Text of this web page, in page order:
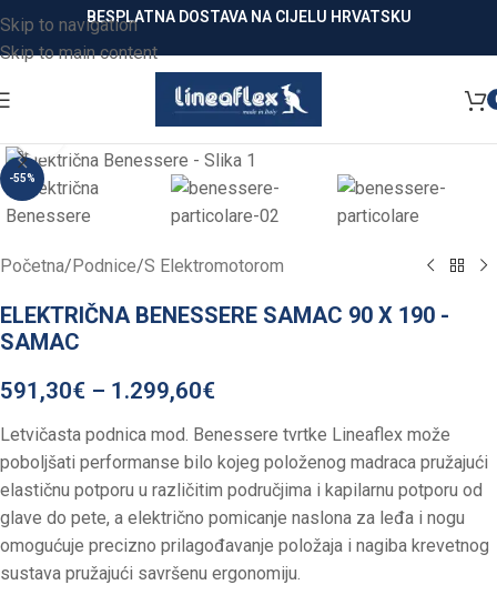
Skip to navigation
Skip to main content
BESPLATNA DOSTAVA NA CIJELU HRVATSKU
-55%
Click to enlarge
Početna/ Podnice/S Elektromotorom
ELEKTRIČNA BENESSERE SAMAC 90 X 190 -
SAMAC
591,30€ – 1.299,60€
Letvičasta podnica mod. Benessere tvrtke Lineaflex može
poboljšati performanse bilo kojeg položenog madraca pružajući
elastičnu potporu u različitim područjima i kapilarnu potporu od
glave do pete, a električno pomicanje naslona za leđa i nogu
omogućuje precizno prilagođavanje položaja i nagiba krevetnog
sustava pružajući savršenu ergonomiju.